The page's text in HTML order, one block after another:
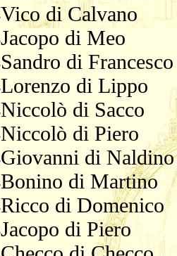
Vico di Calvano
Jacopo di Meo
Sandro di Francesco
Lorenzo di Lippo
Niccolò di Sacco
Niccolò di Piero
Giovanni di Naldino
Bonino di Martino
Ricco di Domenico
Jacopo di Piero